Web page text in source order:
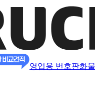
영업용 번호판화